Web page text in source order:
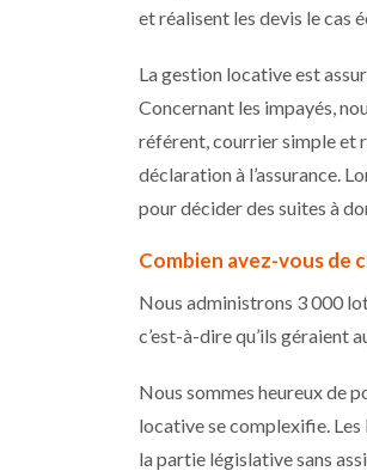
et réalisent les devis le cas
La gestion locative est
Concernant les impayés,
référent, courrier simple et
déclaration à l’assurance.
pour décider des suites à
Combien avez-vous de
Nous administrons 3 000
c’est-à-dire qu’ils géraient
Nous sommes heureux de
locative se complexifie. Les
la partie législative sans